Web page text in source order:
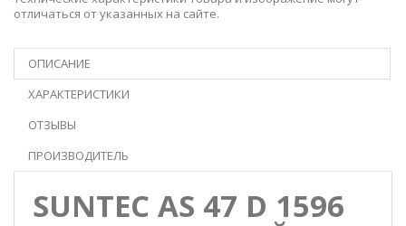
отличаться от указанных на сайте.
ОПИСАНИЕ
ХАРАКТЕРИСТИКИ
ОТЗЫВЫ
ПРОИЗВОДИТЕЛЬ
SUNTEC AS 47 D 1596